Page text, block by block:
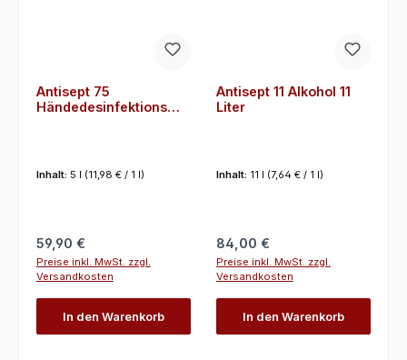
Antisept 75
Händedesinfektionsmit
Inhalt: 5 l (11,98 € / 1 l)
Regulärer Preis:
59,90 €
Preise inkl. MwSt. zzgl.
Versandkosten
In den Warenkorb
Antisept 11 Alkohol 11
Liter
Inhalt: 11 l (7,64 € / 1 l)
Regulärer Preis:
84,00 €
Preise inkl. MwSt. zzgl.
Versandkosten
In den Warenkorb